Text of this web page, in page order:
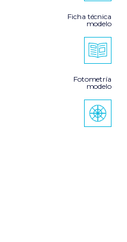
Ficha técnica
modelo
Fotometría
modelo